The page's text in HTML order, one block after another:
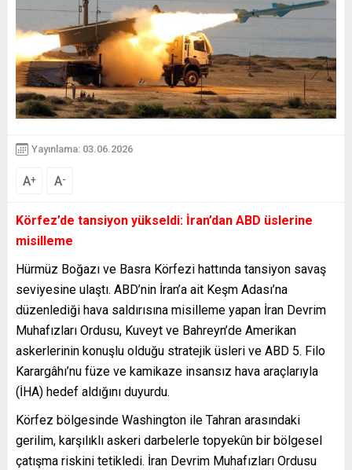
Yayınlama: 03.06.2026
A+ A-
Körfez’de tansiyon yükseldi: İran’dan ABD üslerine
misilleme
Hürmüz Boğazı ve Basra Körfezi hattında tansiyon savaş
seviyesine ulaştı. ABD’nin İran’a ait Keşm Adası’na
düzenlediği hava saldırısına misilleme yapan İran Devrim
Muhafızları Ordusu, Kuveyt ve Bahreyn’de Amerikan
askerlerinin konuşlu olduğu stratejik üsleri ve ABD 5. Filo
Karargâhı’nu füze ve kamikaze insansız hava araçlarıyla
(İHA) hedef aldığını duyurdu.
Körfez bölgesinde Washington ile Tahran arasındaki
gerilim, karşılıklı askeri darbelerle topyekûn bir bölgesel
çatışma riskini tetikledi. İran Devrim Muhafızları Ordusu